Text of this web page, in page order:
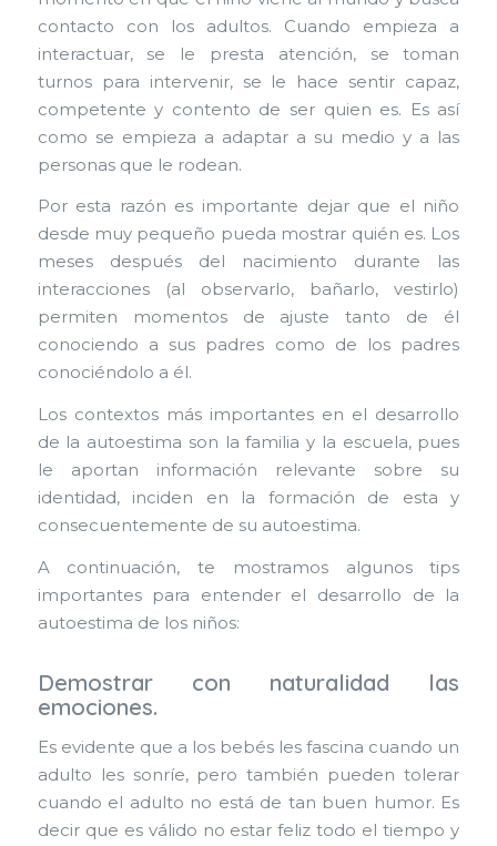
contacto con los adultos. Cuando empieza a
interactuar, se le presta atención, se toman
turnos para intervenir, se le hace sentir capaz,
competente y contento de ser quien es. Es así
como se empieza a adaptar a su medio y a las
personas que le rodean.
Por esta razón es importante dejar que el niño
desde muy pequeño pueda mostrar quién es. Los
meses después del nacimiento durante las
interacciones (al observarlo, bañarlo, vestirlo)
permiten momentos de ajuste tanto de él
conociendo a sus padres como de los padres
conociéndolo a él.
Los contextos más importantes en el desarrollo
de la autoestima son la familia y la escuela, pues
le aportan información relevante sobre su
identidad, inciden en la formación de esta y
consecuentemente de su autoestima.
A continuación, te mostramos algunos tips
importantes para entender el desarrollo de la
autoestima de los niños:
Demostrar con naturalidad las
emociones.
Es evidente que a los bebés les fascina cuando un
adulto les sonríe, pero también pueden tolerar
cuando el adulto no está de tan buen humor. Es
decir que es válido no estar feliz todo el tiempo y